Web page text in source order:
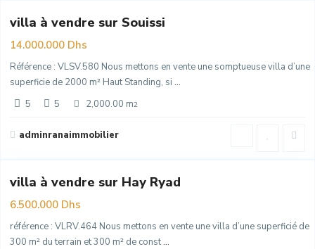
villa à vendre sur Souissi
14.000.000 Dhs
Référence : VLSV.580 Nous mettons en vente une somptueuse villa d’une
superficie de 2000 m² Haut Standing, si ...
5
5 2,000.00 m2
adminranaimmobilier
Riad,
villa à vendre sur Hay Ryad
6.500.000 Dhs
référence : VLRV.464 Nous mettons en vente une villa d’une superficié de
300 m² du terrain et 300 m² de const...